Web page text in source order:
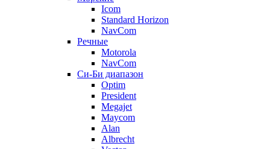
Icom
Standard Horizon
NavCom
Речные
Motorola
NavCom
Си-Би диапазон
Optim
President
Megajet
Maycom
Alan
Albrecht